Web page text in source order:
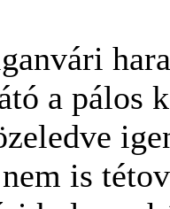
a pálos
nem is